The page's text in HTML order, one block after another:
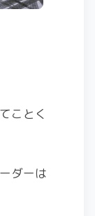
ことく
ダーは